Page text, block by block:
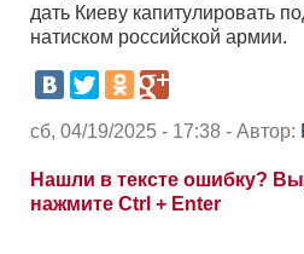
дать Киеву капитулировать
натиском российской армии.
сб, 04/19/2025 - 17:38 - Автор:
Нашли в тексте ошибку?
нажмите Ctrl + Enter